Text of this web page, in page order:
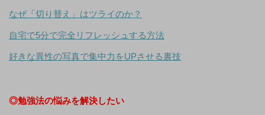
なぜ「切り替え」はツライのか？
自宅で5分で完全リフレッシュする方法
好きな異性の写真で集中力をUPさせる裏技
◎勉強法の悩みを解決したい